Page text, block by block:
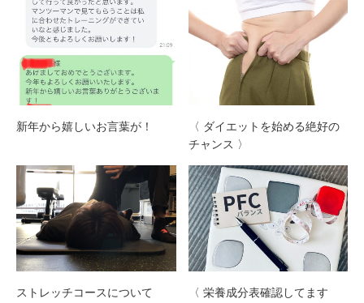
新年から嬉しいお言葉が！
〈 ダイエットを始める絶好の
チャンス 〉
ストレッチコースについて
〈 栄養成分表確認してます